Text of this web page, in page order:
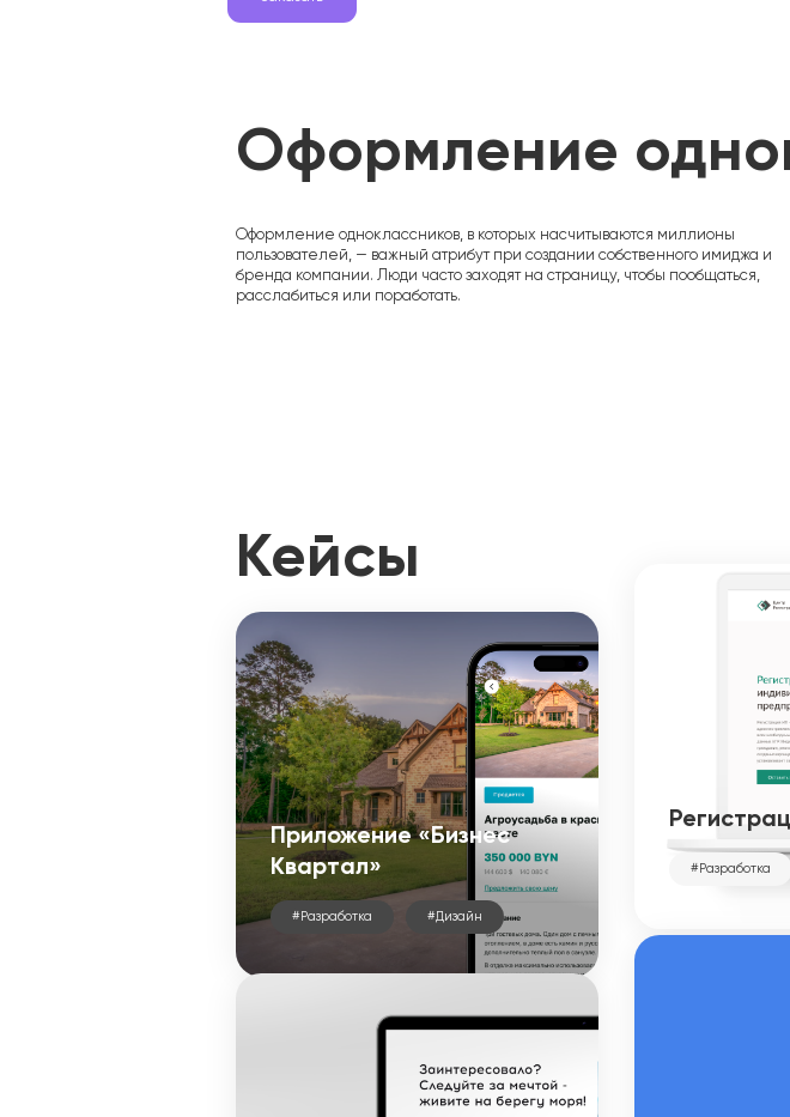
Политика конфиденциальности
Безопасность во время пандемии
Сотрудничество
Оформление
Оформление одноклассников, в которых насчитываются миллионы
пользователей, — важный атрибут при создании собственного имиджа и
бренда компании. Люди часто заходят на страницу, чтобы пообщаться,
расслабиться или поработать.
Кейсы
Приложение «Бизнес
Квартал»
#Разработка #Дизайн
#Разработка